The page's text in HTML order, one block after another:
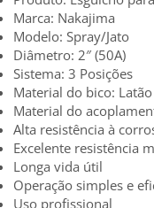
Marca: Nakajima
Modelo: Spray/Jato
Diâmetro: 2″ (50A)
Sistema: 3 Posições
Material do bico:
Material do
Alta resistência à
Excelente resistência
Longa vida útil
Operação simples e
Uso profissional